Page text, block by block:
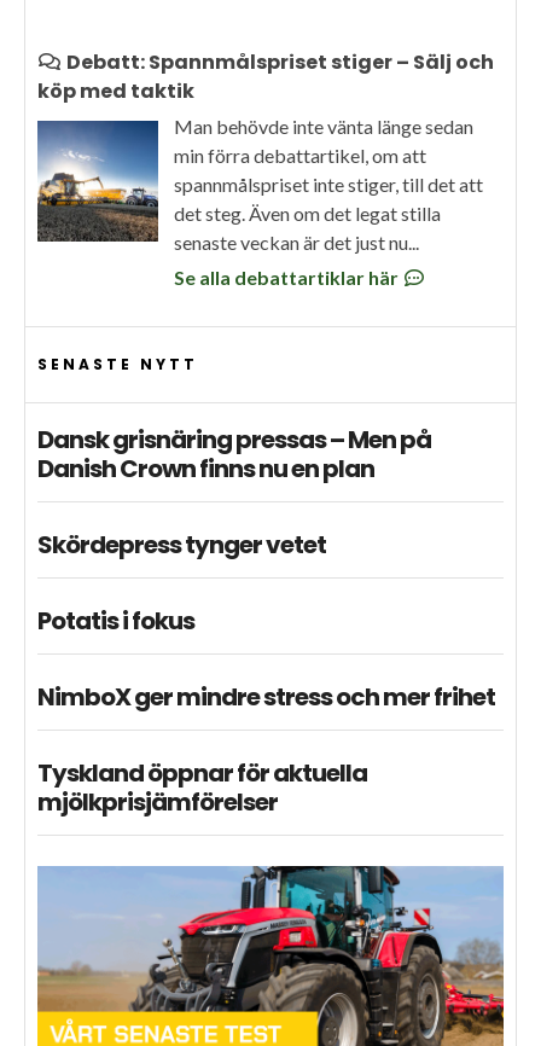
Debatt: Spannmålspriset stiger – Sälj och
köp med taktik
Man behövde inte vänta länge sedan
min förra debattartikel, om att
spannmålspriset inte stiger, till det att
det steg. Även om det legat stilla
senaste veckan är det just nu...
Se alla debattartiklar här
SENASTE NYTT
Dansk grisnäring pressas – Men på
Danish Crown finns nu en plan
Skördepress tynger vetet
Potatis i fokus
NimboX ger mindre stress och mer frihet
Tyskland öppnar för aktuella
mjölkprisjämförelser